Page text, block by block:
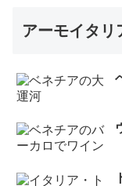
アーモイタリ